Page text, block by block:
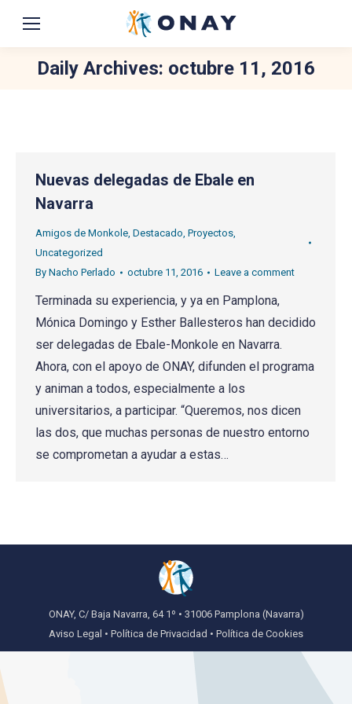
Daily Archives: octubre 11, 2016
Nuevas delegadas de Ebale en
Navarra
Amigos de Monkole, Destacado, Proyectos,
Uncategorized
By Nacho Perlado octubre 11, 2016 Leave a comment
Terminada su experiencia, y ya en Pamplona,
Mónica Domingo y Esther Ballesteros han decidido
ser delegadas de Ebale-Monkole en Navarra.
Ahora, con el apoyo de ONAY, difunden el programa
y animan a todos, especialmente a los
universitarios, a participar. “Queremos, nos dicen
las dos, que muchas personas de nuestro entorno
se comprometan a ayudar a estas…
ONAY, C/ Baja Navarra, 64 1º • 31006 Pamplona (Navarra)
Aviso Legal • Política de Privacidad • Política de Cookies